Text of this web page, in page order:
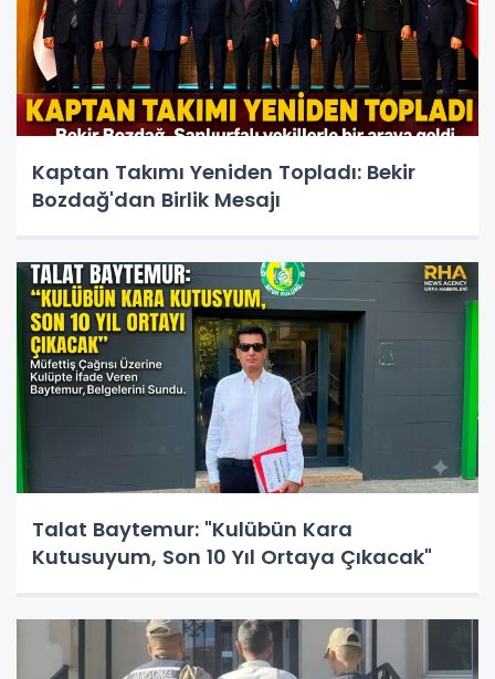
Kaptan Takımı Yeniden Topladı: Bekir
Bozdağ'dan Birlik Mesajı
Talat Baytemur: "Kulübün Kara
Kutusuyum, Son 10 Yıl Ortaya Çıkacak"